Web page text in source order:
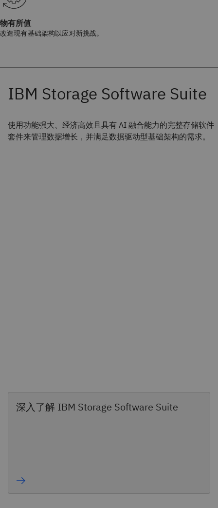
物有所值
改造现有基础架构以应对新挑战。
使用功能强大、经济高效且具有 AI 融合能力的完整存储软件
套件来管理数据增长，并满足数据驱动型基础架构的需求。
深入了解 IBM Storage Software Suite